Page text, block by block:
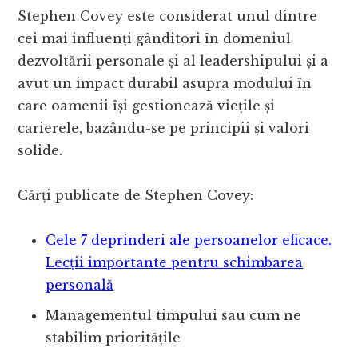
Stephen Covey este considerat unul dintre
cei mai influenți gânditori în domeniul
dezvoltării personale și al leadershipului și a
avut un impact durabil asupra modului în
care oamenii își gestionează viețile și
carierele, bazându-se pe principii și valori
solide.
Cărți publicate de Stephen Covey:
Cele 7 deprinderi ale persoanelor eficace.
Lecții importante pentru schimbarea
personală
Managementul timpului sau cum ne
stabilim prioritățile